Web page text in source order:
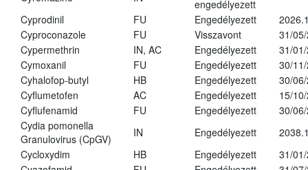
engedélyezett
Cyprodinil
FU Engedélyezett
Cyproconazole
FU Visszavont
31/
Cypermethrin
IN, AC Engedélyezett
31/
Cymoxanil
FU Engedélyezett
30/
Cyhalofop-butyl
HB Engedélyezett
30/
Cyflumetofen
AC Engedélyezett
15/
Cyflufenamid
FU Engedélyezett
30/
Cydia pomonella
Granulovirus (CpGV)
IN Engedélyezett
Cycloxydim
HB Engedélyezett
31/